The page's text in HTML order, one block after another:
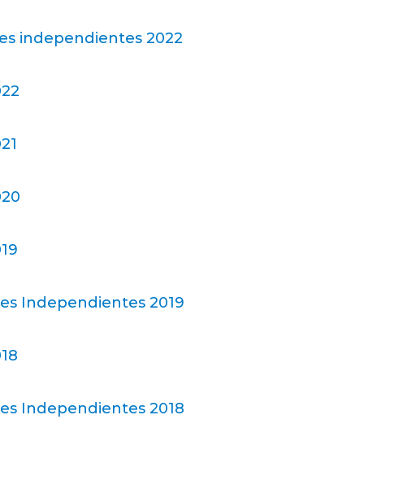
independientes 2022
Independientes 2019
Independientes 2018